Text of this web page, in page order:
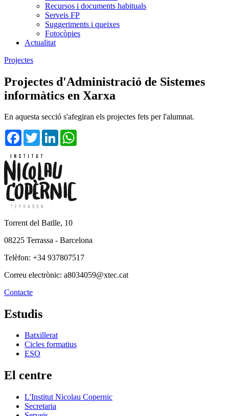
Recursos i documents habituals
Serveis FP
Suggeriments i queixes
Fotocòpies
Actualitat
Projectes
Projectes d'Administració de Sistemes
informàtics en Xarxa
En aquesta secció s'afegiran els projectes fets per l'alumnat.
Facebook
TwitterLinkedIn
Torrent del Batlle, 10
08225 Terrassa - Barcelona
Telèfon: +34 937807517
Correu electrònic: a8034059@xtec.cat
Contacte
Estudis
Batxillerat
Cicles formatius
ESO
El centre
L'Institut Nicolau Copernic
Secretaria